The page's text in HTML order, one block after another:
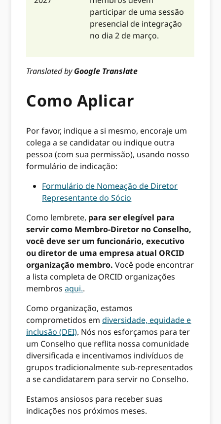
participar de uma sessão
presencial de integração
no dia 2 de março.
Translated byGoogle Translate
Como Aplicar
Por favor, indique a si mesmo, encoraje um
colega a se candidatar ou indique outra
pessoa (com sua permissão), usando nosso
formulário de indicação:
Formulário de Nomeação de Diretor
Representante do Sócio
Como lembrete, para ser elegível para
servir como Membro-Diretor no Conselho,
você deve ser um funcionário, executivo
ou diretor de uma empresa atual ORCID
organização membro. Você pode encontrar
a lista completa de ORCID organizações
membrosaqui..
Como organização, estamos
comprometidos emdiversidade, equidade e
inclusão (DEI). Nós nos esforçamos para ter
um Conselho que reflita nossa comunidade
diversificada e incentivamos indivíduos de
grupos tradicionalmente sub-representados
a se candidatarem para servir no Conselho.
Estamos ansiosos para receber suas
indicações nos próximos meses.